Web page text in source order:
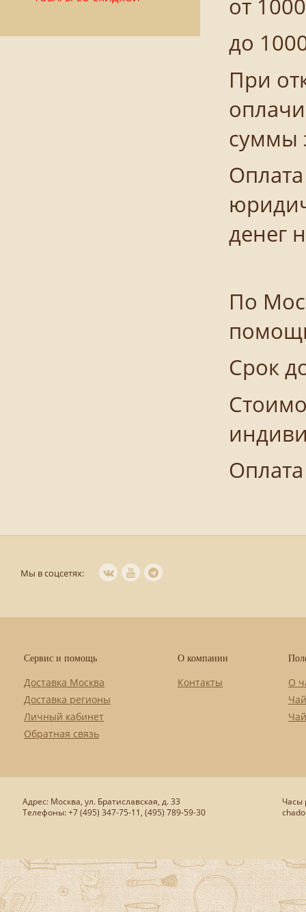
до
При
суммы
денег
По
Срок
Мы в соцсетях:
Сервис и помощь
Доставка Москва
Доставка регионы
Личный кабинет
Обратная связь
О компании
Контакты
О
Адрес: Москва, ул. Братиславская, д. 33
Телефоны: +7 (495) 347-75-11, (495) 789-59-30
Часы